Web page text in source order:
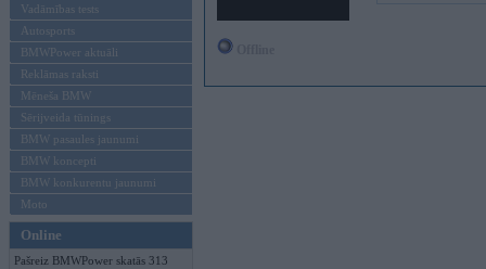
Vadāmības tests
Autosports
BMWPower aktuāli
Reklāmas raksti
Mēneša BMW
Sērijveida tūnings
BMW pasaules jaunumi
BMW koncepti
BMW konkurentu jaunumi
Moto
Online
Pašreiz BMWPower skatās 313